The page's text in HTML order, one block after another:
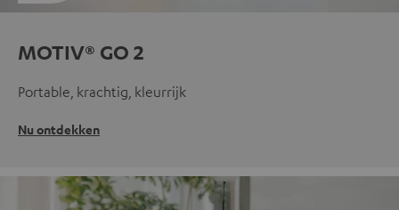
MOTIV® GO 2
Portable, krachtig, kleurrijk
Nu ontdekken